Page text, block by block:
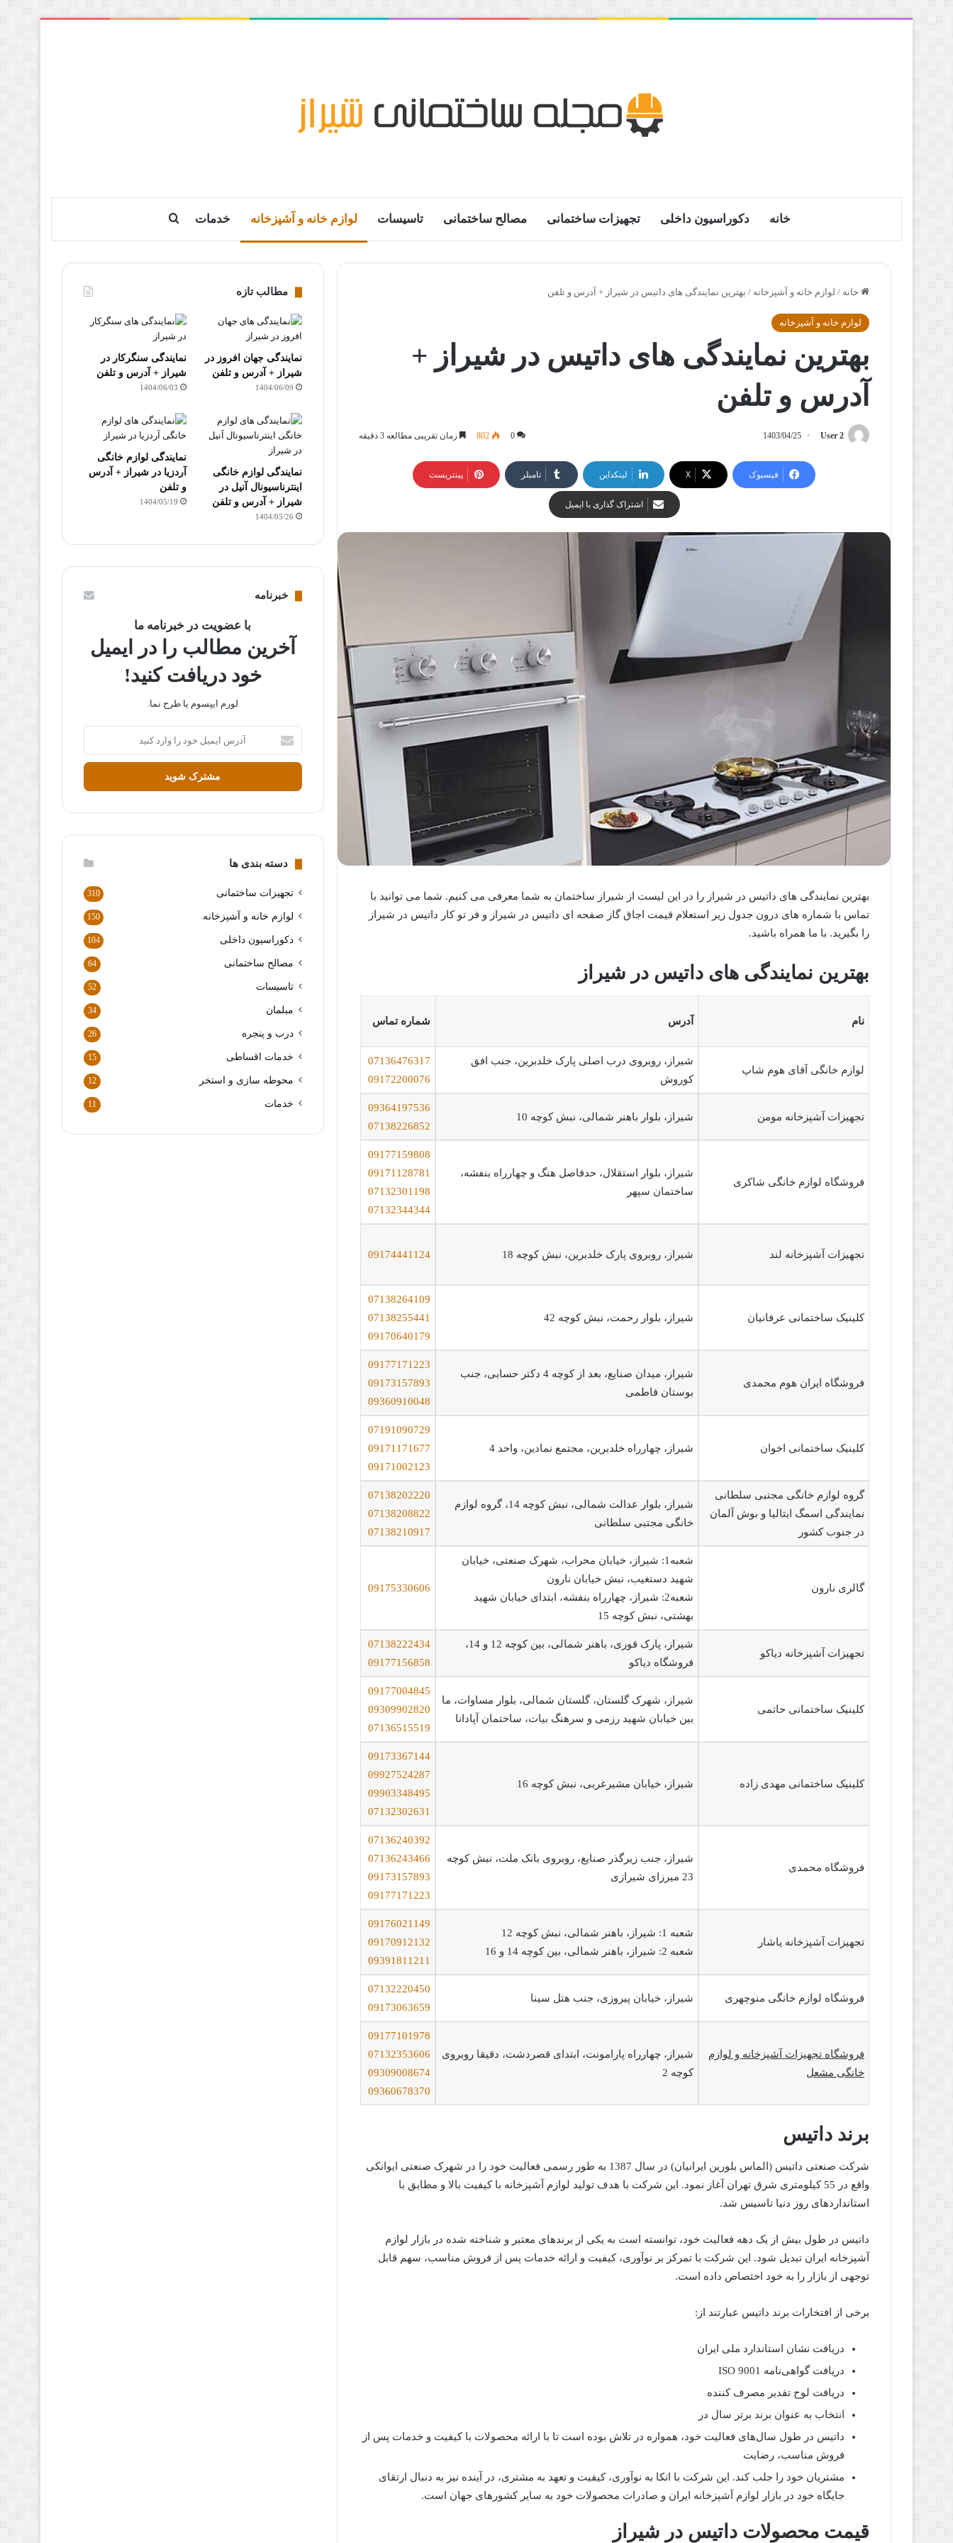
خانه دکوراسیون داخلی تجهیزات ساختمانی مصالح ساختمانی تاسیسات لوازم خانه و آشپزخانه خدمات
خانه / لوازم خانه و آشپزخانه / بهترین نمایندگی های داتیس در شیراز + آدرس و تلفن
لوازم خانه و آشپزخانه
بهترین نمایندگی های داتیس در شیراز +
آدرس و تلفن
User 2
1403/04/25
0
802 زمان تقریبی مطالعه 3 دقیقه
فیسبوک X لینکداین تامبلر پینتریست
اشتراک گذاری با ایمیل
بهترین نمایندگی های داتیس در شیراز را در این لیست از شیراز ساختمان به شما معرفی می کنیم. شما می توانید با
تماس با شماره های درون جدول زیر استعلام قیمت اجاق گاز صفحه ای داتیس در شیراز و فر تو کار داتیس در شیراز
را بگیرید. با ما همراه باشید.
بهترین نمایندگی های داتیس در شیراز
نام آدرس شماره تماس
لوازم خانگی آقای هوم شاپ
شیراز، روبروی درب اصلی پارک خلدبرین، جنب افق
کوروش
07136476317
09172200076
تجهیزات آشپزخانه مومن شیراز، بلوار باهنر شمالی، نبش کوچه 10
09364197536
07138226852
فروشگاه لوازم خانگی شاکری
شیراز، بلوار استقلال، حدفاصل هنگ و چهارراه بنفشه،
ساختمان سپهر
09177159808
09171128781
07132301198
07132344344
تجهیزات آشپزخانه لند شیراز، روبروی پارک خلدبرین، نبش کوچه 18 09174441124
کلینیک ساختمانی عرفانیان شیراز، بلوار رحمت، نبش کوچه 42
07138264109
07138255441
09170640179
فروشگاه ایران هوم محمدی
شیراز، میدان صنایع، بعد از کوچه 4 دکتر حسابی، جنب
بوستان فاطمی
09177171223
09173157893
09360910048
کلینیک ساختمانی اخوان شیراز، چهارراه خلدبرین، مجتمع نمادین، واحد 4
07191090729
09171171677
09171002123
گروه لوازم خانگی مجتبی سلطانی
نمایندگی اسمگ ایتالیا و بوش آلمان
در جنوب کشور
شیراز، بلوار عدالت شمالی، نبش کوچه 14، گروه لوازم
خانگی مجتبی سلطانی
07138202220
07138208822
07138210917
گالری نارون
شعبه1: شیراز، خیابان محراب، شهرک صنعتی، خیابان
شهید دستغیب، نبش خیابان نارون
شعبه2: شیراز، چهارراه بنفشه، ابتدای خیابان شهید
بهشتی، نبش کوچه 15
09175330606
تجهیزات آشپزخانه دیاکو
شیراز، پارک قوری، باهنر شمالی، بین کوچه 12 و 14،
فروشگاه دیاکو
07138222434
09177156858
کلینیک ساختمانی حاتمی
شیراز، شهرک گلستان، گلستان شمالی، بلوار مساوات، ما
بین خیابان شهید رزمی و سرهنگ بیات، ساختمان آپادانا
09177004845
09309902820
07136515519
کلینیک ساختمانی مهدی زاده شیراز، خیابان مشیرغربی، نبش کوچه 16
09173367144
09927524287
09903348495
07132302631
فروشگاه محمدی
شیراز، جنب زیرگذر صنایع، روبروی بانک ملت، نبش کوچه
23 میرزای شیرازی
07136240392
07136243466
09173157893
09177171223
تجهیزات آشپزخانه یاشار
شعبه 1: شیراز، باهنر شمالی، نبش کوچه 12
شعبه 2: شیراز، باهنر شمالی، بین کوچه 14 و 16
09176021149
09170912132
09391811211
فروشگاه لوازم خانگی منوچهری شیراز، خیابان پیروزی، جنب هتل سینا
07132220450
09173063659
فروشگاه تجهیزات آشپزخانه و لوازم
خانگی مشعل
شیراز، چهارراه پارامونت، ابتدای قصردشت، دقیقا روبروی
کوچه 2
09177101978
07132353606
09309008674
09360678370
برند داتیس
شرکت صنعتی داتیس (الماس بلورین ایرانیان) در سال 1387 به طور رسمی فعالیت خود را در شهرک صنعتی ایوانکی
واقع در 55 کیلومتری شرق تهران آغاز نمود. این شرکت با هدف تولید لوازم آشپزخانه با کیفیت بالا و مطابق با
استانداردهای روز دنیا تاسیس شد.
داتیس در طول بیش از یک دهه فعالیت خود، توانسته است به یکی از برندهای معتبر و شناخته شده در بازار لوازم
آشپزخانه ایران تبدیل شود. این شرکت با تمرکز بر نوآوری، کیفیت و ارائه خدمات پس از فروش مناسب، سهم قابل
توجهی از بازار را به خود اختصاص داده است.
برخی از افتخارات برند داتیس عبارتند از:
دریافت نشان استاندارد ملی ایران
دریافت گواهی‌نامه ISO 9001
دریافت لوح تقدیر مصرف کننده
انتخاب به عنوان برند برتر سال در
داتیس در طول سال‌های فعالیت خود، همواره در تلاش بوده است تا با ارائه محصولات با کیفیت و خدمات پس از
فروش مناسب، رضایت
مشتریان خود را جلب کند. این شرکت با اتکا به نوآوری، کیفیت و تعهد به مشتری، در آینده نیز به دنبال ارتقای
جایگاه خود در بازار لوازم آشپزخانه ایران و صادرات محصولات خود به سایر کشورهای جهان است.
قیمت محصولات داتیس در شیراز
مطالب تازه
نمایندگی جهان افروز در
شیراز + آدرس و تلفن
1404/06/09
نمایندگی سنگرکار در
شیراز + آدرس و تلفن
1404/06/03
نمایندگی لوازم خانگی
اینترناسیونال آنیل در
شیراز + آدرس و تلفن
1404/05/26
نمایندگی لوازم خانگی
آردزیا در شیراز + آدرس
و تلفن
1404/05/19
خبرنامه
با عضویت در خبرنامه ما
آخرین مطالب را در ایمیل
خود دریافت کنید!
لورم ایپسوم یا طرح‌ نما.
ر
ا
ی
خ
د
ر
و
د
ی
دسته بندی ها
تجهیزات ساختمانی 310
لوازم خانه و آشپزخانه 150
دکوراسیون داخلی 104
مصالح ساختمانی 64
تاسیسات 52
مبلمان 34
درب و پنجره 26
خدمات اقساطی 15
محوطه سازی و استخر 12
خدمات 11